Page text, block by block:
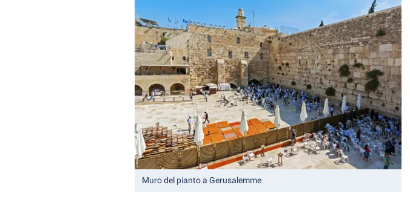
Muro del pianto a Gerusalemme